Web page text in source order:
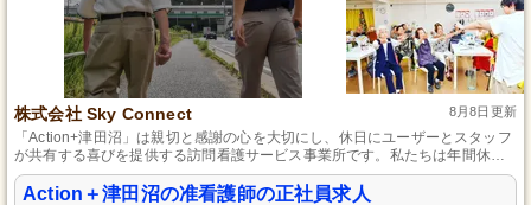
株式会社 Sky Connect 8月8日更新
「Action+津田沼」は親切と感謝の心を大切にし、休日にユーザーとスタッフ
が共有する喜びを提供する訪問看護サービス事業所です。私たちは年間休日
124日制度と各種休暇を提供し、多様な働き方を支援しています。
Action＋津田沼の准看護師の正社員求人